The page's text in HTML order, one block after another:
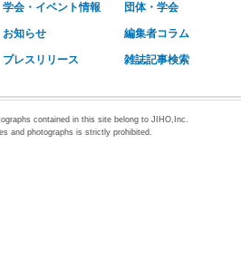
学会・イベント情報 団体・学会
お知らせ 編集者コラム
プレスリリース 雑誌記事検索
contained in this site belong to JIHO,Inc.
and photographs is strictly prohibited.